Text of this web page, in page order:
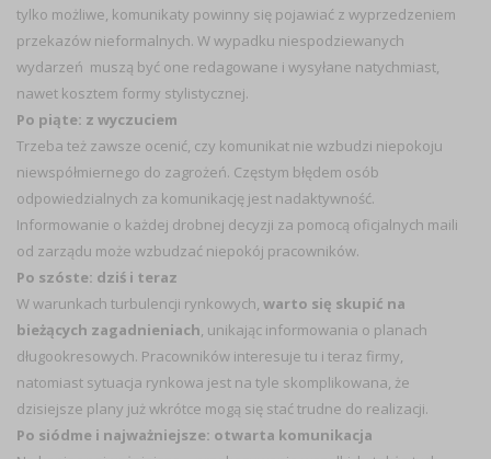
tylko możliwe, komunikaty powinny się pojawiać z wyprzedzeniem
przekazów nieformalnych. W wypadku niespodziewanych
wydarzeń muszą być one redagowane i wysyłane natychmiast,
nawet kosztem formy stylistycznej.
Po piąte: z wyczuciem
Trzeba też zawsze ocenić, czy komunikat nie wzbudzi niepokoju
niewspółmiernego do zagrożeń. Częstym błędem osób
odpowiedzialnych za komunikację jest nadaktywność.
Informowanie o każdej drobnej decyzji za pomocą oficjalnych maili
od zarządu może wzbudzać niepokój pracowników.
Po szóste: dziś i teraz
W warunkach turbulencji rynkowych, warto się skupić na
bieżących zagadnieniach, unikając informowania o planach
długookresowych. Pracowników interesuje tu i teraz firmy,
natomiast sytuacja rynkowa jest na tyle skomplikowana, że
dzisiejsze plany już wkrótce mogą się stać trudne do realizacji.
Po siódme i najważniejsze: otwarta komunikacja